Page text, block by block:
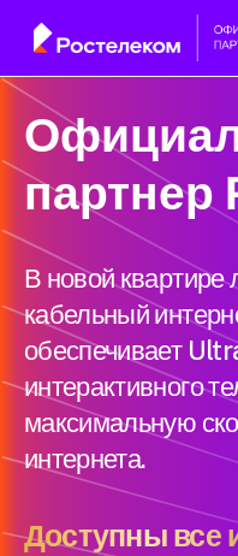
партнер
В новой
кабельный
обеспечивает
интерактивного
максимальную
интернета.
Доступны все